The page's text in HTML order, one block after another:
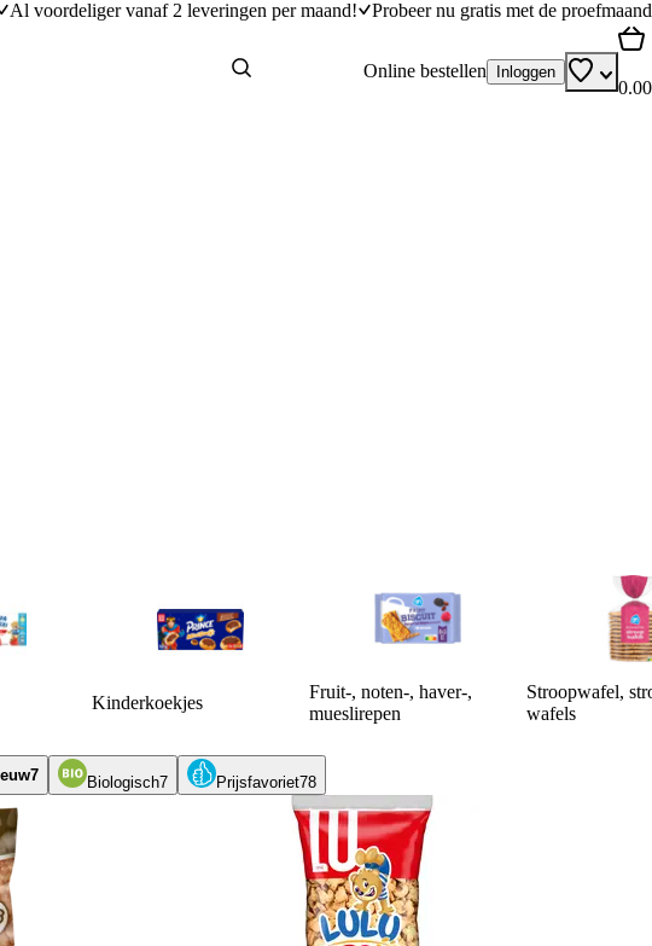
Al voordeliger vanaf 2 leveringen per maand! Probeer nu gratis met de proefmaand
Online bestellen Inloggen
0.00
Kinderkoekjes
Fruit-, noten-, haver-,
mueslirepen
Stroopwafel,
wafels
7 Biologisch7 Prijsfavoriet78